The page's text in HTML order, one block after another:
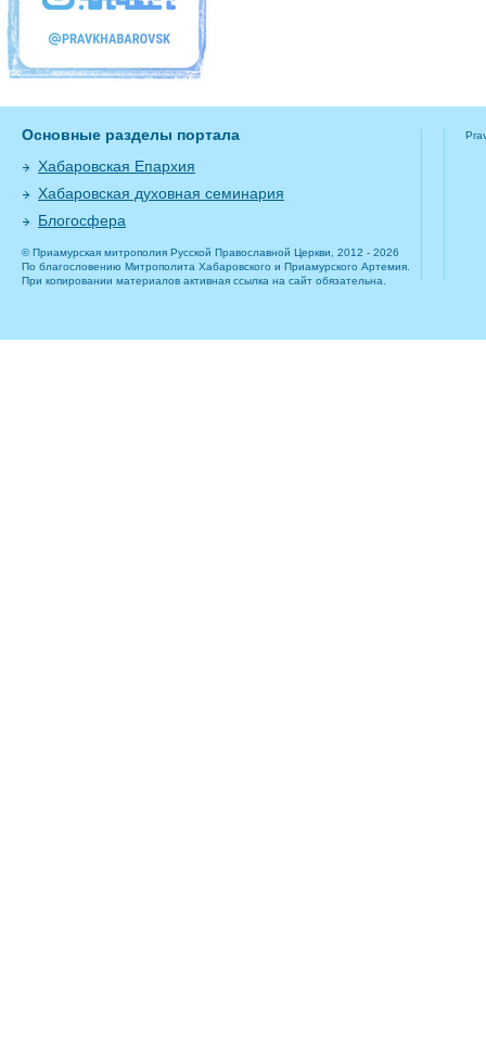
Основные разделы портала
Хабаровская Епархия
Хабаровская духовная семинария
Блогосфера
© Приамурская митрополия Русской Православной Церкви, 2012 - 2026
По благословению Митрополита Хабаровского и Приамурского Артемия.
При копировании материалов активная ссылка на сайт обязательна.